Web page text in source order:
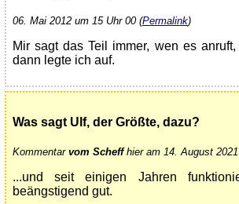
06. Mai 2012 um 15 Uhr 00 (Permalink)
Mir sagt das Teil immer, wen es
dann legte ich auf.
Was sagt Ulf, der Größte, dazu?
Kommentar vom Scheffhier am 14. August
...und seit einigen Jahren
beängstigend gut.